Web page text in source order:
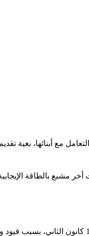
مع أبنائها، بغية
بالطاقة الإيجابية